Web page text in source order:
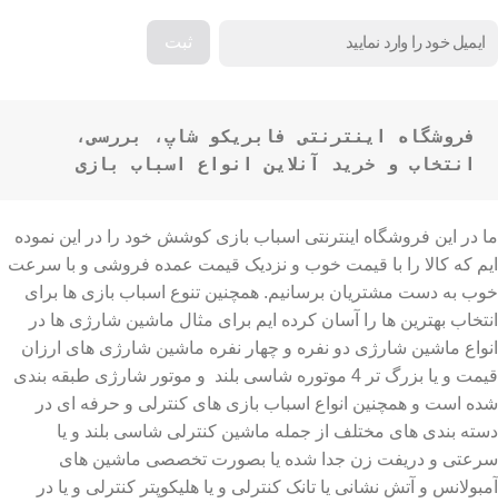
انتخاب و خرید آنلاین انواع اسباب بازی
ما در این فروشگاه اینترنتی اسباب بازی کوشش خود را در این نموده
ایم که کالا را با قیمت خوب و نزدیک قیمت عمده فروشی و با سرعت
خوب به دست مشتریان برسانیم. همچنین تنوع اسباب بازی ها برای
انتخاب بهترین ها را آسان کرده ایم برای مثال ماشین شارژی ها در
انواع ماشین شارژی دو نفره و چهار نفره ماشین شارژی های ارزان
قیمت و یا بزرگ تر 4 موتوره شاسی بلند و موتور شارژی طبقه بندی
شده است و همچنین انواع اسباب بازی های کنترلی و حرفه ای در
دسته بندی های مختلف از جمله ماشین کنترلی شاسی بلند و یا
سرعتی و دریفت زن جدا شده یا بصورت تخصصی ماشین های
آمبولانس و آتش نشانی یا تانک کنترلی و یا هلیکوپتر کنترلی و یا در